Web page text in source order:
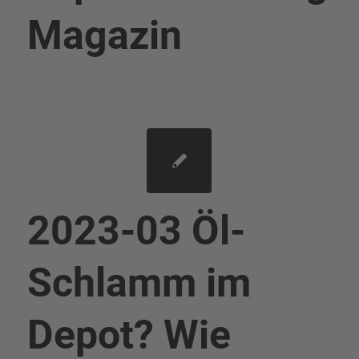
Magazin
2023-03 Öl-
Schlamm im
Depot? Wie